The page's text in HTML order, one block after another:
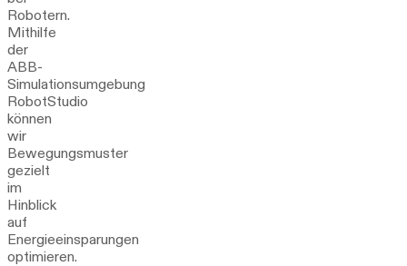
Robotern.
Mithilfe
der
ABB-
Simulationsumgebung
RobotStudio
können
wir
Bewegungsmuster
gezielt
im
Hinblick
auf
Energieeinsparungen
optimieren.